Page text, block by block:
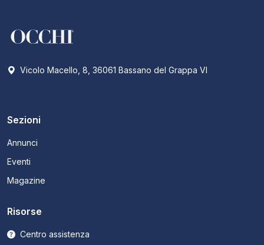
Vicolo Macello, 8, 36061 Bassano del Grappa VI
Sezioni
Annunci
Eventi
Magazine
Risorse
Centro assistenza